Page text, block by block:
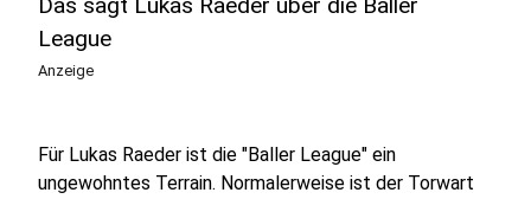
League
Anzeige
Für Lukas Raeder ist die "Baller League" ein
ungewohntes Terrain. Normalerweise ist der Torwart